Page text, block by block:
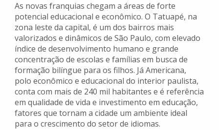
As novas franquias chegam a áreas de forte
potencial educacional e econômico. O Tatuapé, na
zona leste da capital, é um dos bairros mais
valorizados e dinâmicos de São Paulo, com elevado
índice de desenvolvimento humano e grande
concentração de escolas e famílias em busca de
formação bilíngue para os filhos. Já Americana,
polo econômico e educacional do interior paulista,
conta com mais de 240 mil habitantes e é referência
em qualidade de vida e investimento em educação,
fatores que tornam a cidade um ambiente ideal
para o crescimento do setor de idiomas.